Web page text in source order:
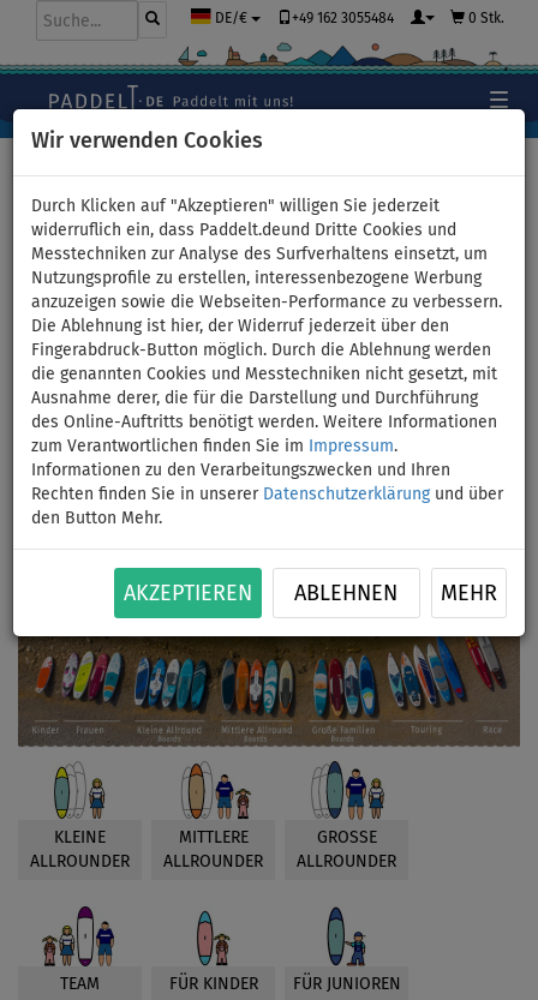
Wir verwenden Cookies
Durch Klicken auf "Akzeptieren" willigen Sie jederzeit
widerruflich ein, dass Paddelt.deund Dritte Cookies und
Messtechniken zur Analyse des Surfverhaltens einsetzt, um
Nutzungsprofile zu erstellen, interessenbezogene Werbung
anzuzeigen sowie die Webseiten-Performance zu verbessern.
Die Ablehnung ist hier, der Widerruf jederzeit über den
Fingerabdruck-Button möglich. Durch die Ablehnung werden
die genannten Cookies und Messtechniken nicht gesetzt, mit
Ausnahme derer, die für die Darstellung und Durchführung
des Online-Auftritts benötigt werden. Weitere Informationen
zum Verantwortlichen finden Sie im
Impressum.
Informationen zu den Verarbeitungszwecken und Ihren
Rechten finden Sie in unserer Datenschutzerklärungund über
den Button Mehr.
AKZEPTIEREN ABLEHNEN MEHR
DE/€ +49 162 3055484 0 Stk.
Stand Up Paddle Boards
Artikel, Videos
SUP-Boards
SUP-Board
Auswahlhilfe
SUP-Tipps
Paddeltechnik
KLEINE
ALLROUNDER
MITTLERE
ALLROUNDER
GROSSE
ALLROUNDER
TEAM FÜR KINDER FÜR JUNIOREN